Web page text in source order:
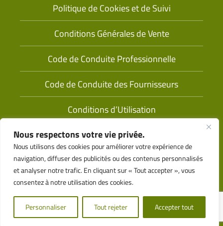
Nous respectons votre vie privée.
Nous utilisons des cookies pour améliorer votre expérience de
navigation, diffuser des publicités ou des contenus personnalisés
et analyser notre trafic. En cliquant sur « Tout accepter », vous
consentez à notre utilisation des cookies.
Personnaliser Tout rejeter Accepter tout
Politique de Cookies et de Suivi
Conditions Générales de Vente
Code de Conduite Professionnelle
Code de Conduite des Fournisseurs
Conditions d’Utilisation
© 2026 Tama Tous Droits Réservés Alimenté par